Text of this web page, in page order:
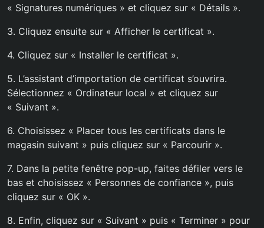
« Signatures numériques » et cliquez sur « Détails ».
3. Cliquez ensuite sur « Afficher le certificat ».
4. Cliquez sur « Installer le certificat ».
5. L’assistant d’importation de certificat s’ouvrira.
Sélectionnez « Ordinateur local » et cliquez sur
« Suivant ».
6. Choisissez « Placer tous les certificats dans le
magasin suivant » puis cliquez sur « Parcourir ».
7. Dans la petite fenêtre pop-up, faites défiler vers le
bas et choisissez « Personnes de confiance », puis
cliquez sur « OK ».
8. Enfin, cliquez sur « Suivant » puis « Terminer » pour